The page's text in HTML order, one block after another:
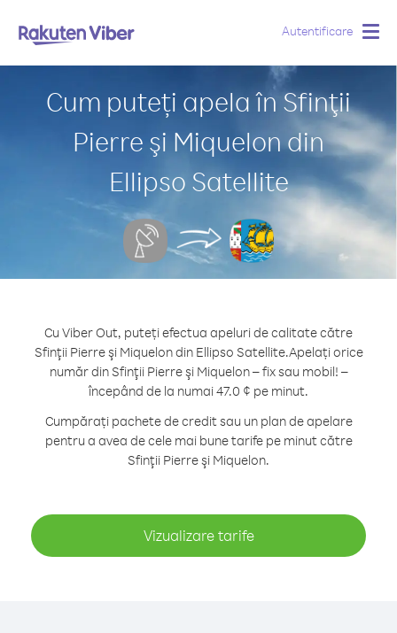
Autentificare
Cum puteți apela în Sfinţii
Pierre şi Miquelon din
Ellipso Satellite
Cu Viber Out, puteți efectua apeluri de calitate către
Sfinţii Pierre şi Miquelon din Ellipso Satellite.Apelați orice
număr din Sfinţii Pierre şi Miquelon – fix sau mobil! –
începând de la numai 47.0 ¢ pe minut.
Cumpărați pachete de credit sau un plan de apelare
pentru a avea de cele mai bune tarife pe minut către
Sfinţii Pierre şi Miquelon.
Vizualizare tarife